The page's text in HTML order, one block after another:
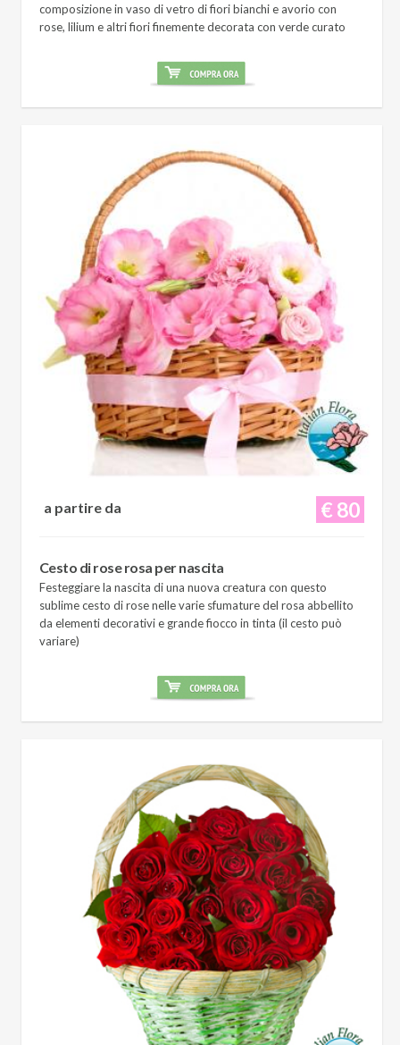
composizione in vaso di vetro di fiori bianchi e avorio con
rose, lilium e altri fiori finemente decorata con verde curato
€ 80
a partire da
Cesto di rose rosa per nascita
Festeggiare la nascita di una nuova creatura con questo
sublime cesto di rose nelle varie sfumature del rosa abbellito
da elementi decorativi e grande fiocco in tinta (il cesto può
variare)